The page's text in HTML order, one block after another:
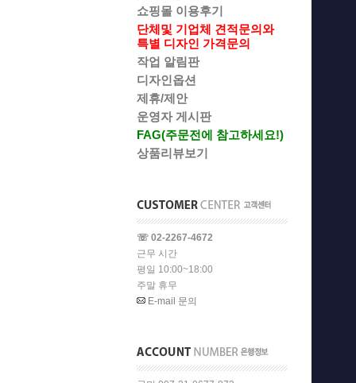
쇼핑몰 이용후기
단체및 기업체 견적문의와
특별 디자인 가격문의
작업 알림판
디자인옵션
제휴/제안
운영자 게시판
FAG(주문전에 참고하세요!)
상품리뷰보기
☏ 02-2267-4672
근무 시간
평일 10:00~18:00
주말 휴무
E-mail 문의